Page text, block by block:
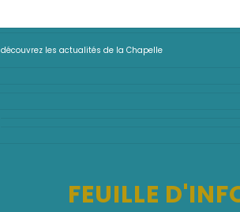
découvrez les actualités de la Chapelle
FEUILLE